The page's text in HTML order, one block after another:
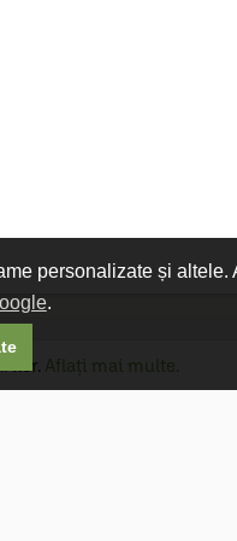
personalizate și altele.
.
Aflați mai multe.